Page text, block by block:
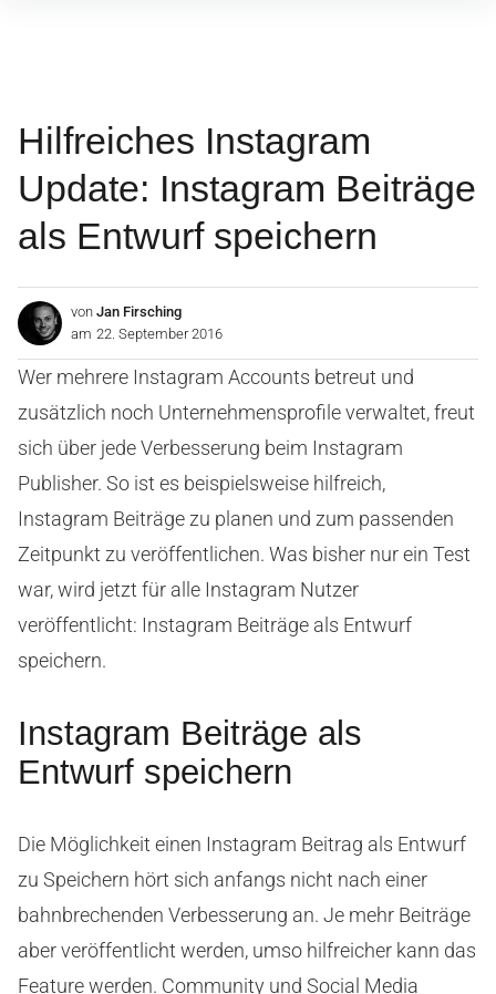
Hilfreiches Instagram
Update: Instagram Beiträge
als Entwurf speichern
von Jan Firsching
am 22. September 2016
Wer mehrere Instagram Accounts betreut und
zusätzlich noch Unternehmensprofile verwaltet, freut
sich über jede Verbesserung beim Instagram
Publisher. So ist es beispielsweise hilfreich,
Instagram Beiträge zu planen und zum passenden
Zeitpunkt zu veröffentlichen. Was bisher nur ein Test
war, wird jetzt für alle Instagram Nutzer
veröffentlicht: Instagram Beiträge als Entwurf
speichern.
Instagram Beiträge als
Entwurf speichern
Die Möglichkeit einen Instagram Beitrag als Entwurf
zu Speichern hört sich anfangs nicht nach einer
bahnbrechenden Verbesserung an. Je mehr Beiträge
aber veröffentlicht werden, umso hilfreicher kann das
Feature werden. Community und Social Media